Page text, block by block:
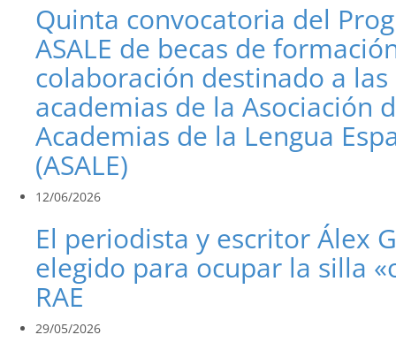
Quinta convocatoria del
ASALE de becas de
colaboración destinado a las
academias de la Asociación
Academias de la Lengua
(ASALE)
12/06/2026
El periodista y escritor Álex
elegido para ocupar la silla
RAE
29/05/2026